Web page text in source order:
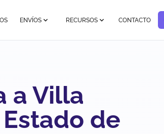
ENVÍOS RECURSOS CONTACTO
a Villa
de